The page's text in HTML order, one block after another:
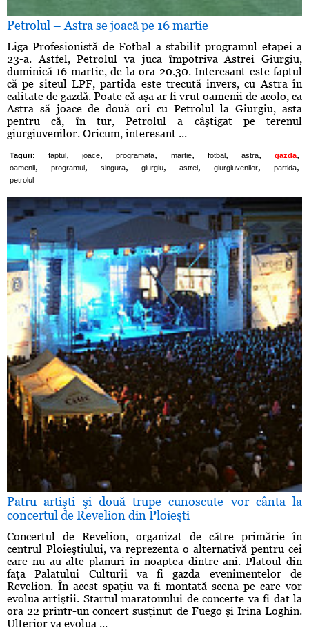
Petrolul – Astra se joacă pe 16 martie
Liga Profesionistă de Fotbal a stabilit programul etapei a
23-a. Astfel, Petrolul va juca împotriva Astrei Giurgiu,
duminică 16 martie, de la ora 20.30. Interesant este faptul
că pe siteul LPF, partida este trecută invers, cu Astra în
calitate de gazdă. Poate că aşa ar fi vrut oamenii de acolo, ca
Astra să joace de două ori cu Petrolul la Giurgiu, asta
pentru că, în tur, Petrolul a câştigat pe terenul
giurgiuvenilor. Oricum, interesant ...
Taguri: faptul, joace, programata, martie, fotbal, astra, gazda,
oamenii, programul, singura, giurgiu, astrei, giurgiuvenilor, partida,
petrolul
Patru artişti şi două trupe cunoscute vor cânta la
concertul de Revelion din Ploieşti
Concertul de Revelion, organizat de către primărie în
centrul Ploieştiului, va reprezenta o alternativă pentru cei
care nu au alte planuri în noaptea dintre ani. Platoul din
faţa Palatului Culturii va fi gazda evenimentelor de
Revelion. În acest spaţiu va fi montată scena pe care vor
evolua artiştii. Startul maratonului de concerte va fi dat la
ora 22 printr-un concert susţinut de Fuego şi Irina Loghin.
Ulterior va evolua ...